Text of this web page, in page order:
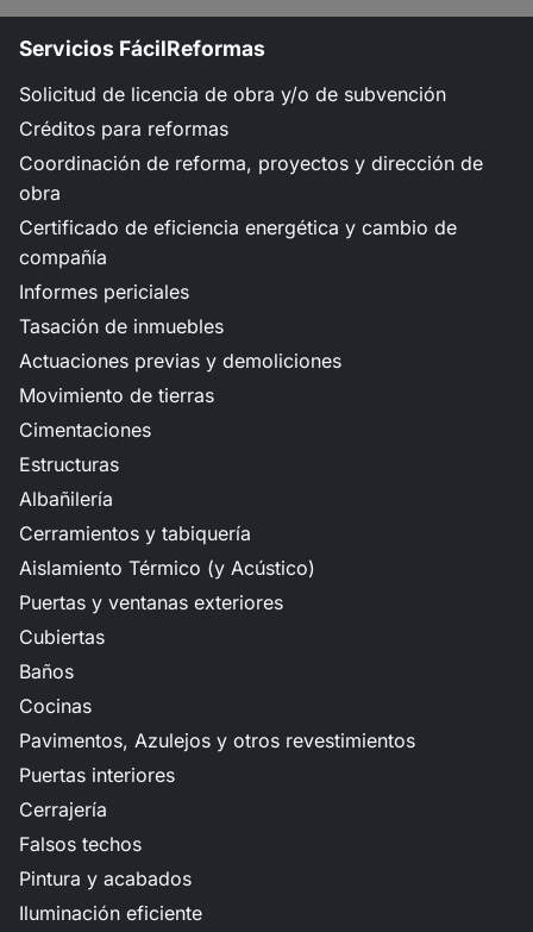
Servicios FácilReformas
Solicitud de licencia de obra y/o de subvención
Créditos para reformas
Coordinación de reforma, proyectos y dirección de
obra
Certificado de eficiencia energética y cambio de
compañía
Informes periciales
Tasación de inmuebles
Actuaciones previas y demoliciones
Movimiento de tierras
Cimentaciones
Estructuras
Albañilería
Cerramientos y tabiquería
Aislamiento Térmico (y Acústico)
Puertas y ventanas exteriores
Cubiertas
Baños
Cocinas
Pavimentos, Azulejos y otros revestimientos
Puertas interiores
Cerrajería
Falsos techos
Pintura y acabados
Iluminación eficiente